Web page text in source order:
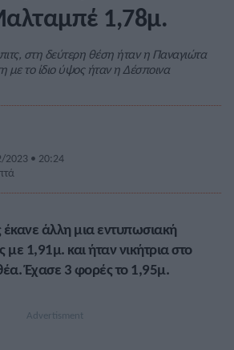
1,78μ.
στη δεύτερη θέση ήταν η Παναγιώτα
με το ίδιο ύψος ήταν η Δέσποινα
2023 • 20:24
έκανε άλλη μια εντυπωσιακή
1,91μ. και ήταν νικήτρια στο
Έχασε 3 φορές το 1,95μ.